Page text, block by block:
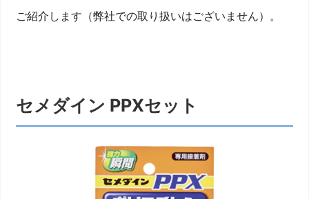
ご紹介します（弊社での取り扱いはございません）。
セメダイン PPXセット